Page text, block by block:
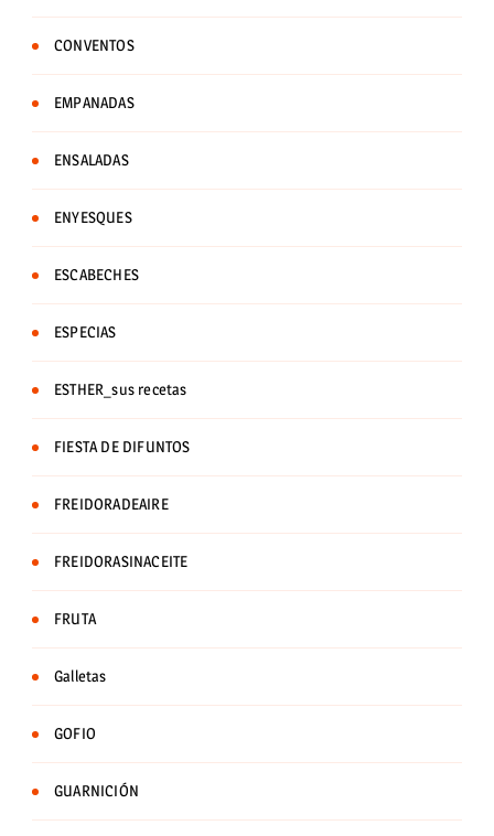
CONVENTOS
EMPANADAS
ENSALADAS
ENYESQUES
ESCABECHES
ESPECIAS
ESTHER_sus recetas
FIESTA DE DIFUNTOS
FREIDORADEAIRE
FREIDORASINACEITE
FRUTA
Galletas
GOFIO
GUARNICIÓN